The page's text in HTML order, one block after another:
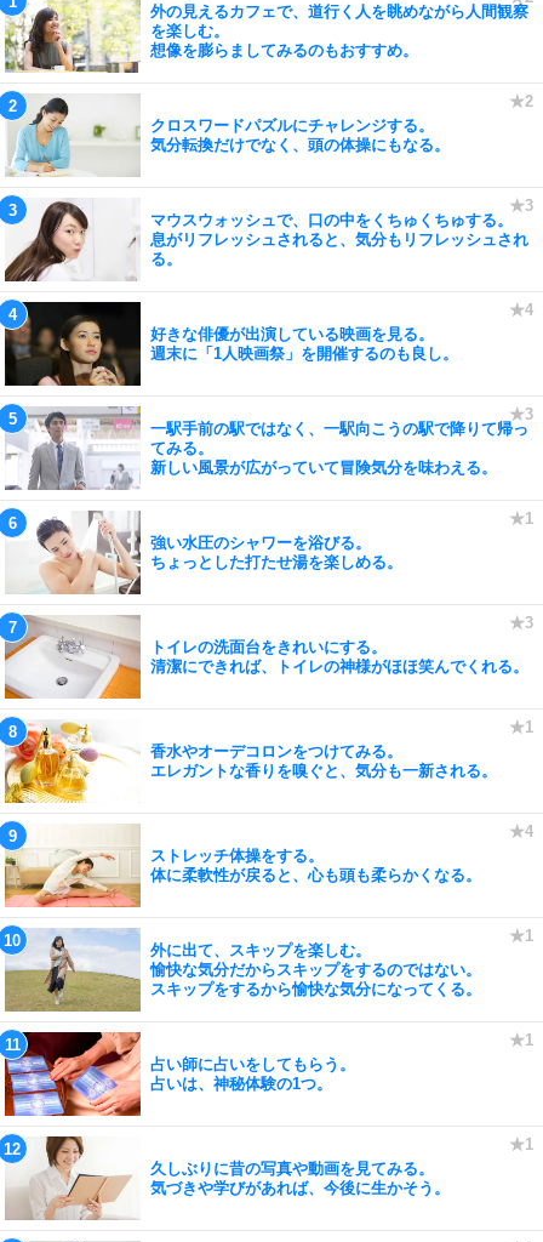
外の見えるカフェで、道行く人を眺めながら人間観察
を楽しむ。
想像を膨らましてみるのもおすすめ。
クロスワードパズルにチャレンジする。
気分転換だけでなく、頭の体操にもなる。
マウスウォッシュで、口の中をくちゅくちゅする。
息がリフレッシュされると、気分もリフレッシュされ
る。
好きな俳優が出演している映画を見る。
週末に「1人映画祭」を開催するのも良し。
一駅手前の駅ではなく、一駅向こうの駅で降りて帰っ
てみる。
新しい風景が広がっていて冒険気分を味わえる。
強い水圧のシャワーを浴びる。
ちょっとした打たせ湯を楽しめる。
トイレの洗面台をきれいにする。
清潔にできれば、トイレの神様がほほ笑んでくれる。
香水やオーデコロンをつけてみる。
エレガントな香りを嗅ぐと、気分も一新される。
ストレッチ体操をする。
体に柔軟性が戻ると、心も頭も柔らかくなる。
外に出て、スキップを楽しむ。
愉快な気分だからスキップをするのではない。
スキップをするから愉快な気分になってくる。
占い師に占いをしてもらう。
占いは、神秘体験の1つ。
久しぶりに昔の写真や動画を見てみる。
気づきや学びがあれば、今後に生かそう。